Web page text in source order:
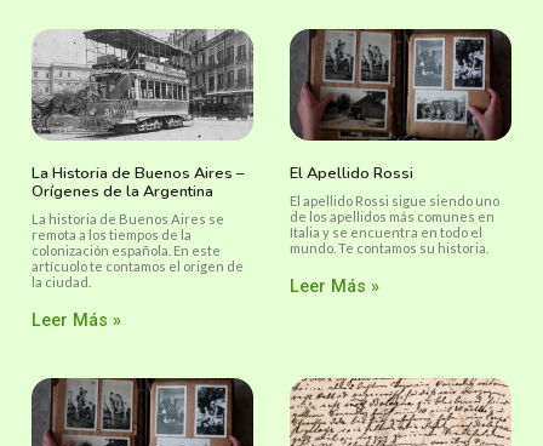
La Historia de Buenos Aires –
Orígenes de la Argentina
La historia de Buenos Aires se
remota a los tiempos de la
colonización española. En este
artícuolo te contamos el origen de
la ciudad.
Leer Más »
El Apellido Rossi
El apellido Rossi sigue siendo uno
de los apellidos más comunes en
Italia y se encuentra en todo el
mundo. Te contamos su historia.
Leer Más »